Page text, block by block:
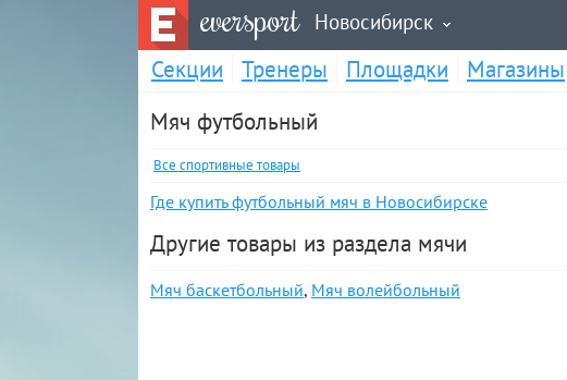
eversport Новосибирск
Секции Тренеры Площадки Магазины
Мяч футбольный
Все спортивные товары
Где купить футбольный мяч в Новосибирске
Другие товары из раздела мячи
Мяч баскетбольный, Мяч волейбольный